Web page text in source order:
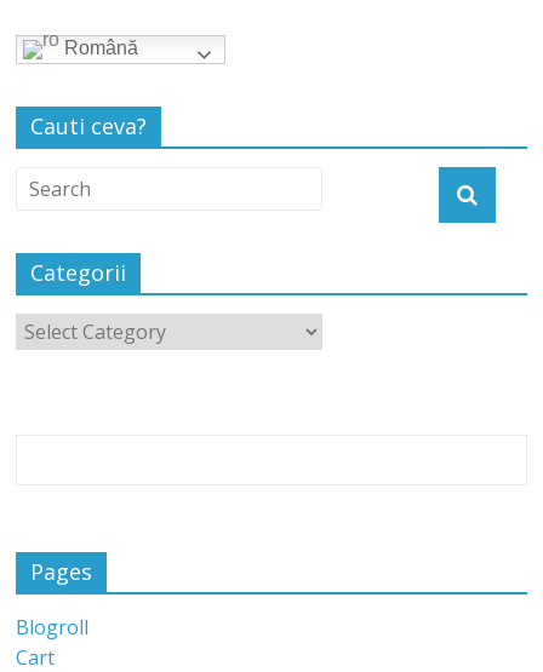
Română
Cauti ceva?
Categorii
Pages
Blogroll
Cart